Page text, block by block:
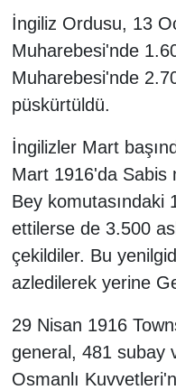
İngiliz Ordusu, 13
Muharebesi'nde
Muharebesi'nde
püskürtüldü.
İngilizler Mart
Mart 1916'da Sabis
Bey komutasındaki
ettilerse de 3.500
çekildiler. Bu
azledilerek yerine
29 Nisan 1916
general, 481 subay
Osmanlı